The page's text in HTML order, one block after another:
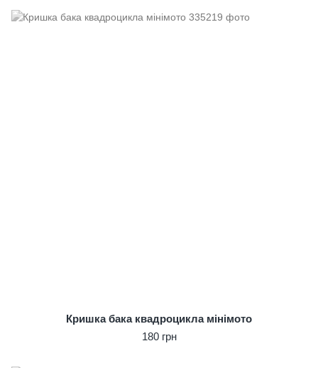
Кришка бака квадроцикла мінімото
180 грн